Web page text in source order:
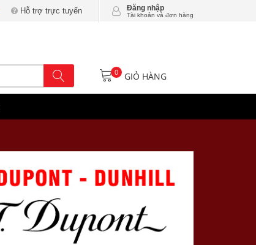
Hỗ trợ trực tuyến Đăng nhập
Tài khoản và đơn hàng
0 GIỎ HÀNG